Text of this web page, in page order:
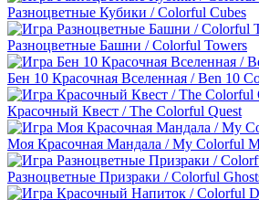
Разноцветные Кубики / Colorful Cubes
Разноцветные Башни / Colorful Towers
Бен 10 Красочная Вселенная / Ben 10
Красочный Квест / The Colorful Quest
Моя Красочная Мандала / My Colorful
Разноцветные Призраки / Colorful